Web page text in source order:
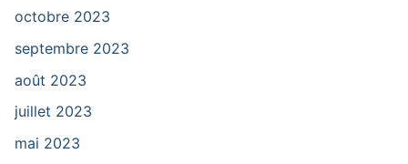
octobre 2023
septembre 2023
août 2023
juillet 2023
mai 2023